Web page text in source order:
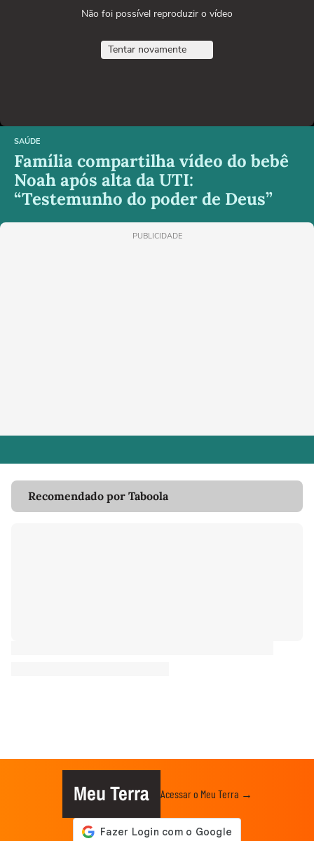
Não foi possível reproduzir o vídeo
Tentar novamente
SAÚDE
Família compartilha vídeo do bebê
Noah após alta da UTI:
“Testemunho do poder de Deus”
PUBLICIDADE
Recomendado por Taboola
Meu Terra Acessar o Meu Terra →